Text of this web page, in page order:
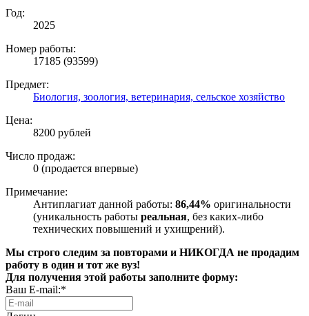
Год:
2025
Номер работы:
17185 (93599)
Предмет:
Биология, зоология, ветеринария, сельское хозяйство
Цена:
8200 рублей
Число продаж:
0 (продается впервые)
Примечание:
Антиплагиат данной работы: 86,44% оригинальности
(уникальность работы реальная, без каких-либо
технических повышений и ухищрений).
Мы строго следим за повторами и НИКОГДА не продадим
работу в один и тот же вуз!
Для получения этой работы заполните форму:
Ваш E-mail:*